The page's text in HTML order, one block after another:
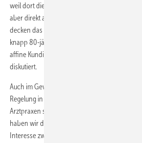
weil dort die Einsparpotenziale am größten
aber direkt auf die Vorteile ansprechen.
decken das ganze Spektrum ab. Wir haben das
knapp 80-jährigen Dame eingebaut, die
affine Kundin ist, die auch bei der Optimierung
diskutiert.
Auch im Gewerbebereich ist das Produkt
Regelung in einem Ingenieurbüro installiert.
Arztpraxen sehen wir ebenfalls als geeignete
haben wir die Erfahrung gemacht, dass im
Interesse zwar da ist, die Bereitschaft zu